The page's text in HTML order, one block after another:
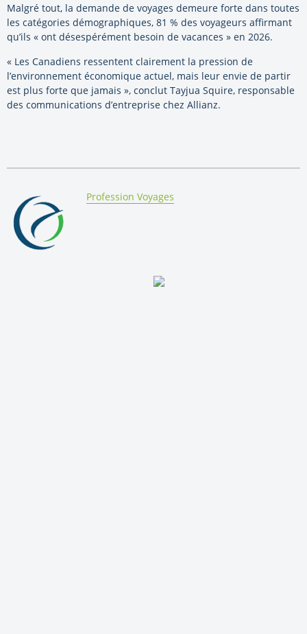
Malgré tout, la demande de voyages demeure forte dans toutes
les catégories démographiques, 81 % des voyageurs affirmant
qu’ils « ont désespérément besoin de vacances » en 2026.
« Les Canadiens ressentent clairement la pression de
l’environnement économique actuel, mais leur envie de partir
est plus forte que jamais », conclut Tayjua Squire, responsable
des communications d’entreprise chez Allianz.
By:
Profession Voyages